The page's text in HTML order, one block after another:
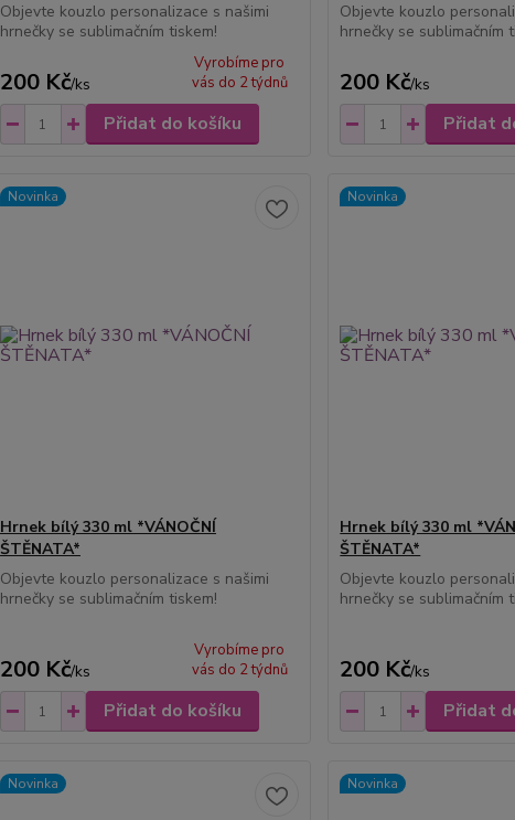
Objevte kouzlo personalizace s našimi
hrnečky se sublimačním tiskem!
200 Kč/ks
Vyrobíme pro
vás do 2 týdnů
Přidat do košíku
Objevte kouzlo
hrnečky se sublimačním
200 Kč/ks
Přidat
Novinka
Hrnek bílý 330 ml *VÁNOČNÍ
ŠTĚNATA*
Objevte kouzlo personalizace s našimi
hrnečky se sublimačním tiskem!
200 Kč/ks
Vyrobíme pro
vás do 2 týdnů
Přidat do košíku
Novinka
Hrnek bílý 330 ml
ŠTĚNATA*
Objevte kouzlo
hrnečky se sublimačním
200 Kč/ks
Přidat
Novinka Novinka